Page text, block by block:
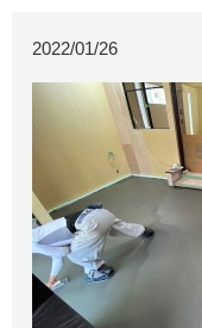
2022/01/26